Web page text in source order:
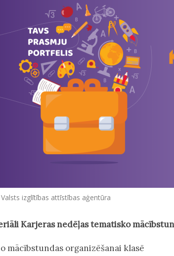
izglītības attīstības aģentūra
Karjeras nedēļas tematisko
mācībstundas organizēšanai klasē